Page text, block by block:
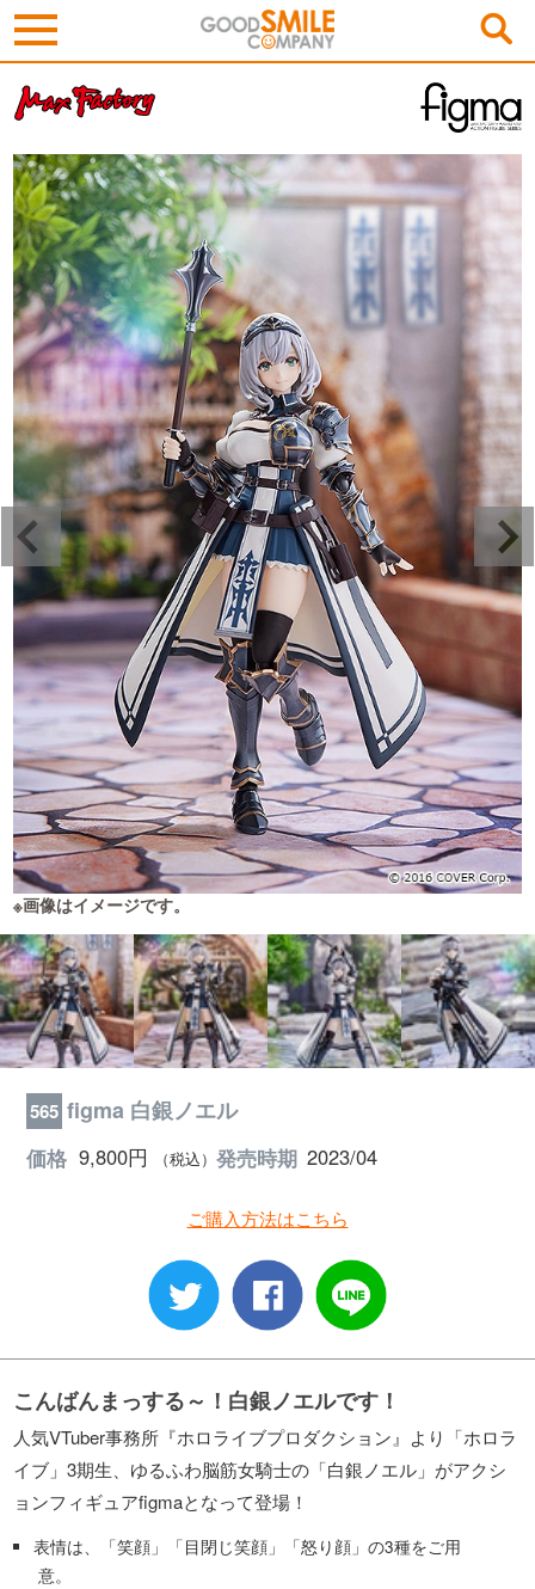
※画像はイメージです。
565 figma 白銀ノエル
価格 9,800円 （税込） 発売時期 2023/04
ご購入方法はこちら
こんばんまっする～！白銀ノエルです！
人気VTuber事務所『ホロライブプロダクション』より「ホロラ
イブ」3期生、ゆるふわ脳筋女騎士の「白銀ノエル」がアクシ
ョンフィギュアfigmaとなって登場！
表情は、「笑顔」「目閉じ笑顔」「怒り顔」の3種をご用
意。